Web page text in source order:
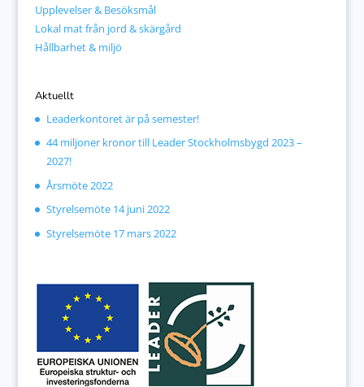
Upplevelser & Besöksmål
Lokal mat från jord & skärgård
Hållbarhet & miljö
Aktuellt
Leaderkontoret är på semester!
44 miljoner kronor till Leader Stockholmsbygd 2023 –
2027!
Årsmöte 2022
Styrelsemöte 14 juni 2022
Styrelsemöte 17 mars 2022